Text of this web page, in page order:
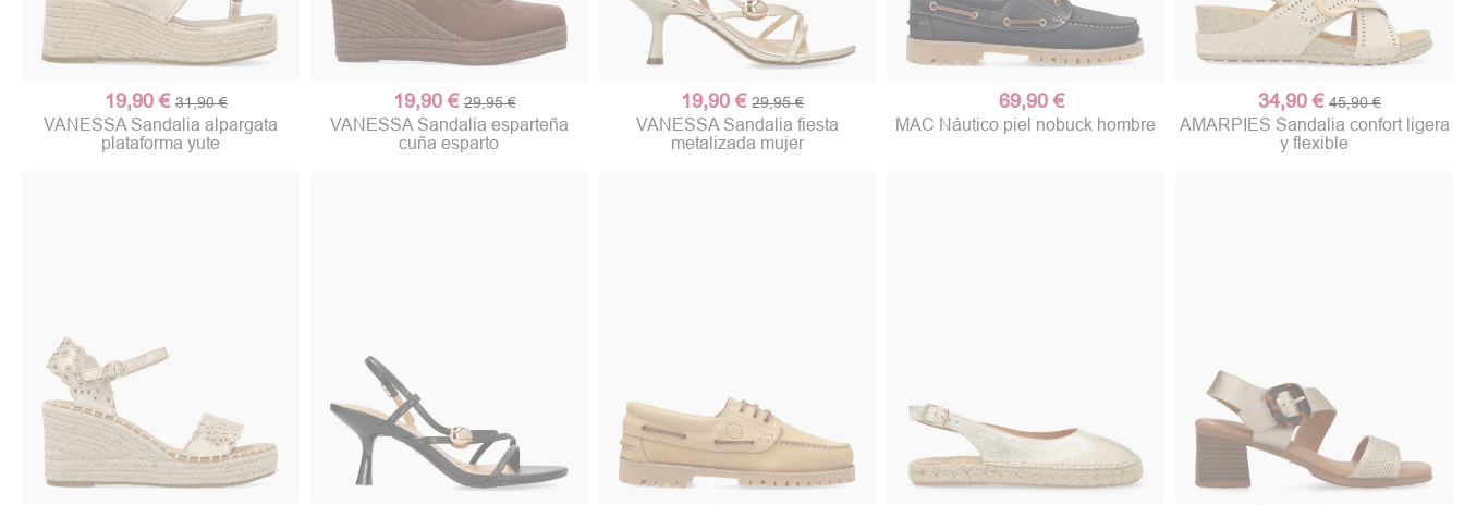
19,90 € 31,90 €
VANESSA Sandalia alpargata
plataforma yute
19,90 €29,95 €
VANESSA Sandalia esparteña
cuña esparto
19,90 €29,95 €
VANESSA Sandalia fiesta
metalizada mujer
69,90 €
MAC Náutico piel nobuck hombre
34,90 €45,90 €
AMARPIES Sandalia confort ligera
y flexible